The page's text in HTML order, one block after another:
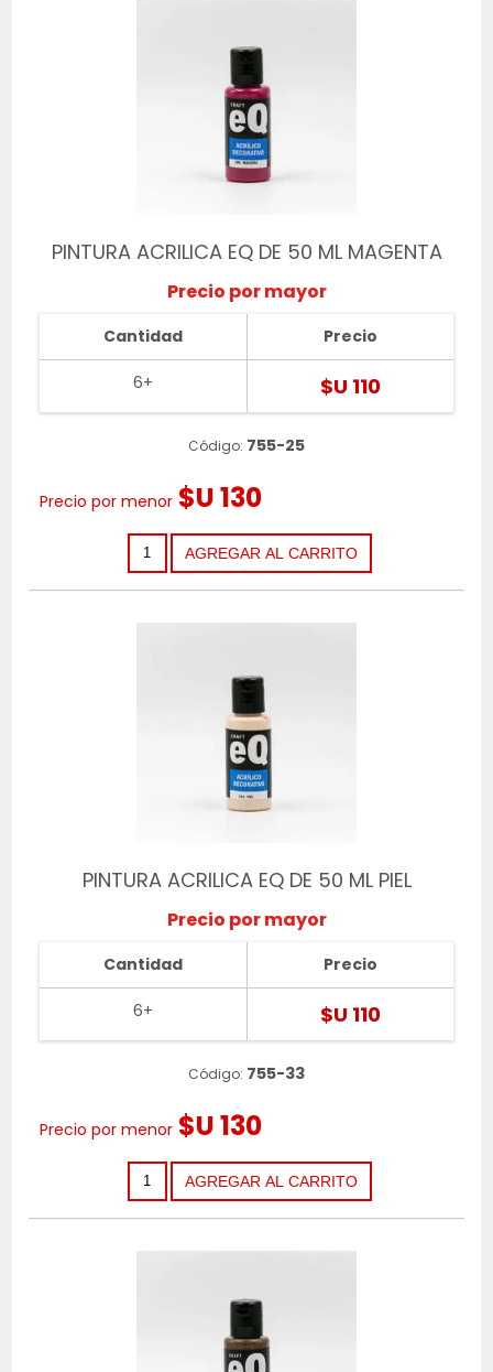
PINTURA ACRILICA EQ DE 50 ML MAGENTA
Precio por mayor
Cantidad
6+
Precio
$U 110
Código: 755-25
Precio por menor $U 130
PINTURA ACRILICA EQ DE 50 ML PIEL
Precio por mayor
Cantidad
6+
Precio
$U 110
Código: 755-33
Precio por menor $U 130